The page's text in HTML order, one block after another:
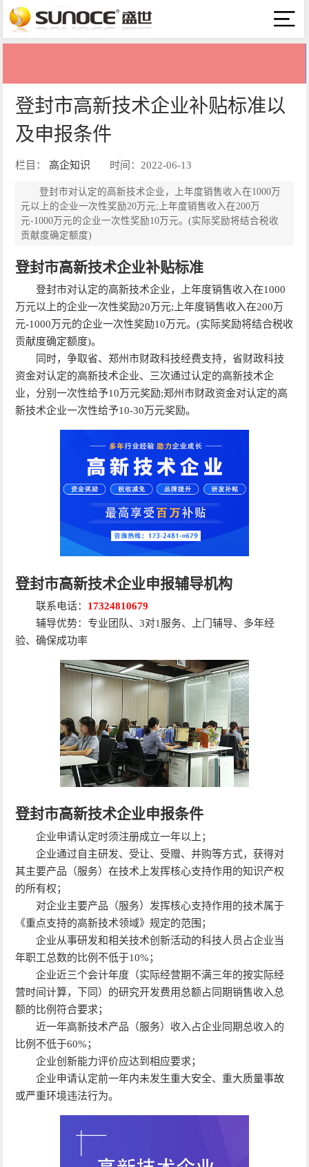
登封市高新技术企业补贴标准以
及申报条件
栏目：高企知识 时间：2022-06-13
登封市对认定的高新技术企业，上年度销售收入在1000万
元以上的企业一次性奖励20万元;上年度销售收入在200万
元-1000万元的企业一次性奖励10万元。(实际奖励将结合税收
贡献度确定额度)
登封市高新技术企业补贴标准
登封市对认定的高新技术企业，上年度销售收入在1000
万元以上的企业一次性奖励20万元;上年度销售收入在200万
元-1000万元的企业一次性奖励10万元。(实际奖励将结合税收
贡献度确定额度)。
同时，争取省、郑州市财政科技经费支持，省财政科技
资金对认定的高新技术企业、三次通过认定的高新技术企
业，分别一次性给予10万元奖励;郑州市财政资金对认定的高
新技术企业一次性给予10-30万元奖励。
登封市高新技术企业申报辅导机构
联系电话： 17324810679
辅导优势：专业团队、3对1服务、上门辅导、多年经
验、确保成功率
登封市高新技术企业申报条件
企业申请认定时须注册成立一年以上；
企业通过自主研发、受让、受赠、并购等方式，获得对
其主要产品（服务）在技术上发挥核心支持作用的知识产权
的所有权；
对企业主要产品（服务）发挥核心支持作用的技术属于
《重点支持的高新技术领域》规定的范围；
企业从事研发和相关技术创新活动的科技人员占企业当
年职工总数的比例不低于10%；
企业近三个会计年度（实际经营期不满三年的按实际经
营时间计算，下同）的研究开发费用总额占同期销售收入总
额的比例符合要求；
近一年高新技术产品（服务）收入占企业同期总收入的
比例不低于60%；
企业创新能力评价应达到相应要求；
企业申请认定前一年内未发生重大安全、重大质量事故
或严重环境违法行为。